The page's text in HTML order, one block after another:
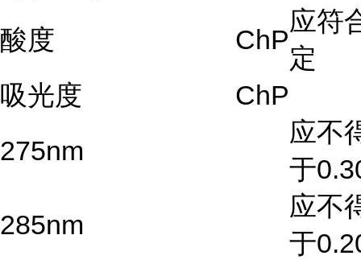
酸度
ChP
应符
定
吸光度
ChP
275nm
应不
于
285nm
应不
于